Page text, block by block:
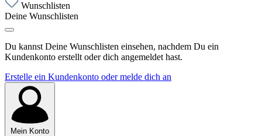
Wunschlisten
Deine Wunschlisten
Du kannst Deine Wunschlisten einsehen, nachdem Du ein
Kundenkonto erstellt oder dich angemeldet hast.
Erstelle ein Kundenkonto oder melde dich an
Mein Konto